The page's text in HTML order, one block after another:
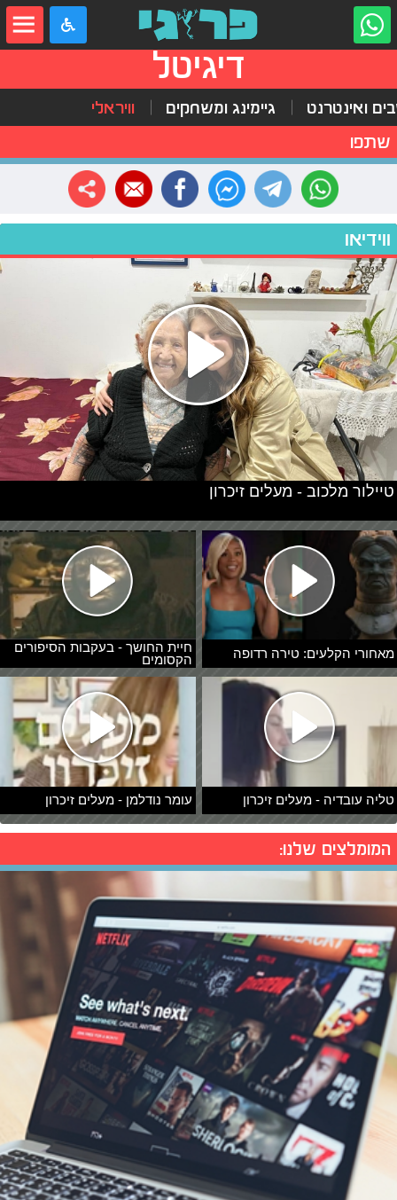
דיגיטל
ואינטרנט גיימינג ומשחקים וויראלי
שתפו
ווידיאו
מאחורי הקלעים: טירה רדופה
חיית החושך - בעקבות הסיפורים
הקסומים
טליה עובדיה - מעלים זיכרון עומר נודלמן - מעלים זיכרון
טיילור מלכוב - מעלים זיכרון
המומלצים שלנו: